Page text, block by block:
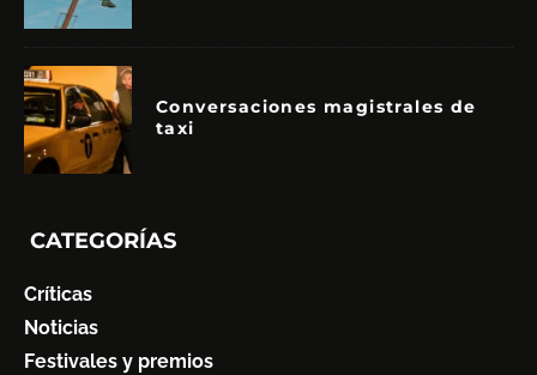
Conversaciones magistrales de
taxi
CATEGORÍAS
Críticas
Noticias
Festivales y premios